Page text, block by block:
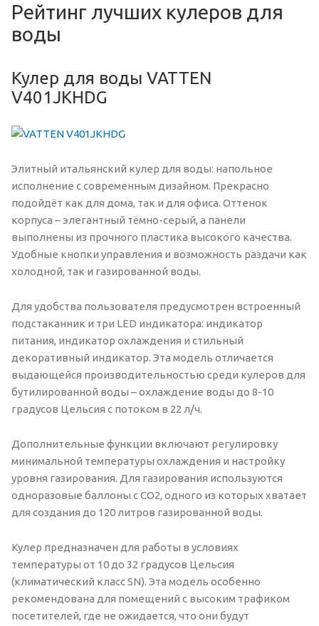
Рейтинг лучших кулеров для
воды
Кулер для воды VATTEN
V401JKHDG
Элитный итальянский кулер для воды: напольное
исполнение с современным дизайном. Прекрасно
подойдёт как для дома, так и для офиса. Оттенок
корпуса – элегантный тёмно-серый, а панели
выполнены из прочного пластика высокого качества.
Удобные кнопки управления и возможность раздачи как
холодной, так и газированной воды.
Для удобства пользователя предусмотрен встроенный
подстаканник и три LED индикатора: индикатор
питания, индикатор охлаждения и стильный
декоративный индикатор. Эта модель отличается
выдающейся производительностью среди кулеров для
бутилированной воды – охлаждение воды до 8-10
градусов Цельсия с потоком в 22 л/ч.
Дополнительные функции включают регулировку
минимальной температуры охлаждения и настройку
уровня газирования. Для газирования используются
одноразовые баллоны с СО2, одного из которых хватает
для создания до 120 литров газированной воды.
Кулер предназначен для работы в условиях
температуры от 10 до 32 градусов Цельсия
(климатический класс SN). Эта модель особенно
рекомендована для помещений с высоким трафиком
посетителей, где не ожидается, что они будут